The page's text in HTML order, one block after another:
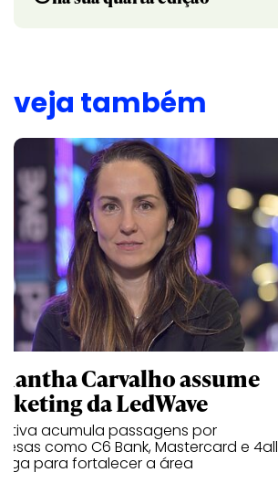
veja também
Carvalho assume
da LedWave
acumula passagens por
como C6 Bank, Mastercard e 4all
para fortalecer a área